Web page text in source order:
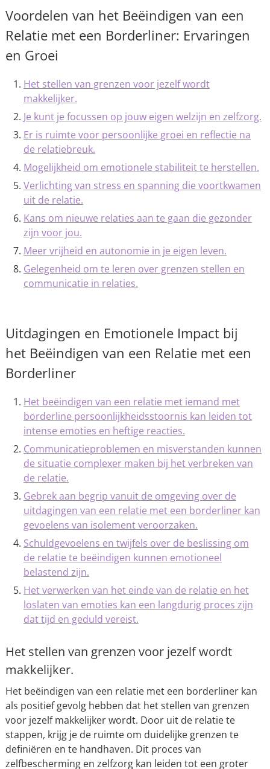
Voordelen van het Beëindigen van een
Relatie met een Borderliner: Ervaringen
en Groei
Het stellen van grenzen voor jezelf wordt
makkelijker.
Je kunt je focussen op jouw eigen welzijn en zelfzorg.
Er is ruimte voor persoonlijke groei en reflectie na
de relatiebreuk.
Mogelijkheid om emotionele stabiliteit te herstellen.
Verlichting van stress en spanning die voortkwamen
uit de relatie.
Kans om nieuwe relaties aan te gaan die gezonder
zijn voor jou.
Meer vrijheid en autonomie in je eigen leven.
Gelegenheid om te leren over grenzen stellen en
communicatie in relaties.
Uitdagingen en Emotionele Impact bij
het Beëindigen van een Relatie met een
Borderliner
Het beëindigen van een relatie met iemand met
borderline persoonlijkheidsstoornis kan leiden tot
intense emoties en heftige reacties.
Communicatieproblemen en misverstanden kunnen
de situatie complexer maken bij het verbreken van
de relatie.
Gebrek aan begrip vanuit de omgeving over de
uitdagingen van een relatie met een borderliner kan
gevoelens van isolement veroorzaken.
Schuldgevoelens en twijfels over de beslissing om
de relatie te beëindigen kunnen emotioneel
belastend zijn.
Het verwerken van het einde van de relatie en het
loslaten van emoties kan een langdurig proces zijn
dat tijd en geduld vereist.
Het stellen van grenzen voor jezelf wordt
makkelijker.
Het beëindigen van een relatie met een borderliner kan
als positief gevolg hebben dat het stellen van grenzen
voor jezelf makkelijker wordt. Door uit de relatie te
stappen, krijg je de ruimte om duidelijke grenzen te
definiëren en te handhaven. Dit proces van
zelfbescherming en zelfzorg kan leiden tot een groter